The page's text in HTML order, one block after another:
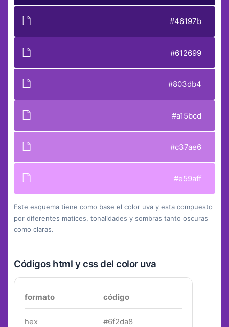
#46197b
#612699
#803db4
#a15bcd
#c37ae6
#e59aff
Este esquema tiene como base el color uva y esta compuesto
por diferentes matices, tonalidades y sombras tanto oscuras
como claras.
Códigos html y css del color uva
formato código
hex #6f2da8